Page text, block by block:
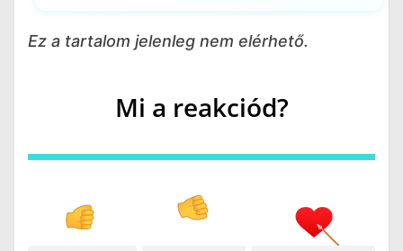
Ez a tartalom jelenleg nem elérhető.
Mi a reakciód?